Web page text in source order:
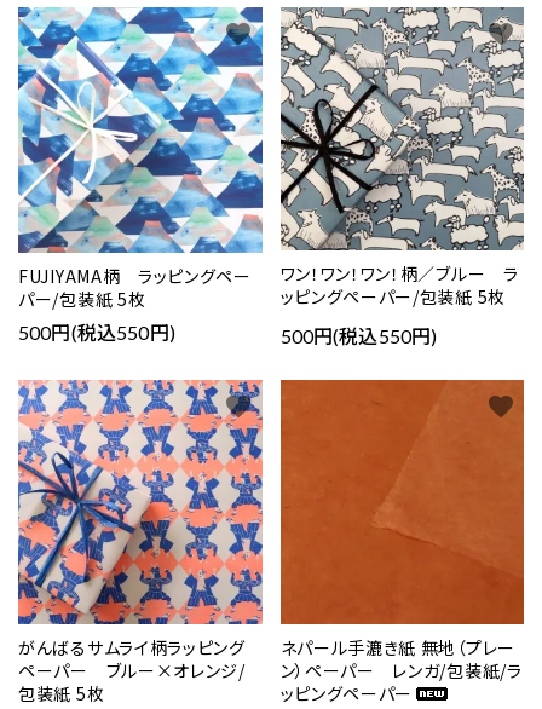
FUJIYAMA柄 ラッピングペー
パー/包装紙 5枚
500円(税込550円)
favorite
ワン！ワン！ワン！柄／ブルー ラ
ッピングペーパー/包装紙 5枚
500円(税込550円)
favorite
がんばるサムライ柄ラッピング
ペーパー ブルー×オレンジ/
包装紙 5枚
favorite
ネパール手漉き紙 無地（プレー
ン）ペーパー レンガ/包装紙/ラ
ッピングペーパー
favorite